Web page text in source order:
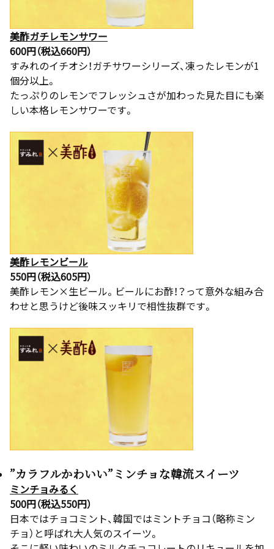
美酢ガチレモンサワー
600円（税込660円）
すみれのイチオシ！ガチサワーシリーズ、凍ったレモンが1
個分以上。
たっぷりのレモンでフレッシュさが加わった見た目にも楽
しい本格レモンサワーです。
美酢レモンビール
550円（税込605円）
美酢レモン×生ビール。ビールにお酢！？って意外な組み合
わせと思うけど後味スッキリで相性抜群です。
”カラフルかわいい”ミンチョな韓流スイーツ
ミンチョみるく
500円（税込550円）
日本ではチョコミント、韓国ではミントチョコ（略称ミン
チョ）と呼ばれ大人気のスイーツ。